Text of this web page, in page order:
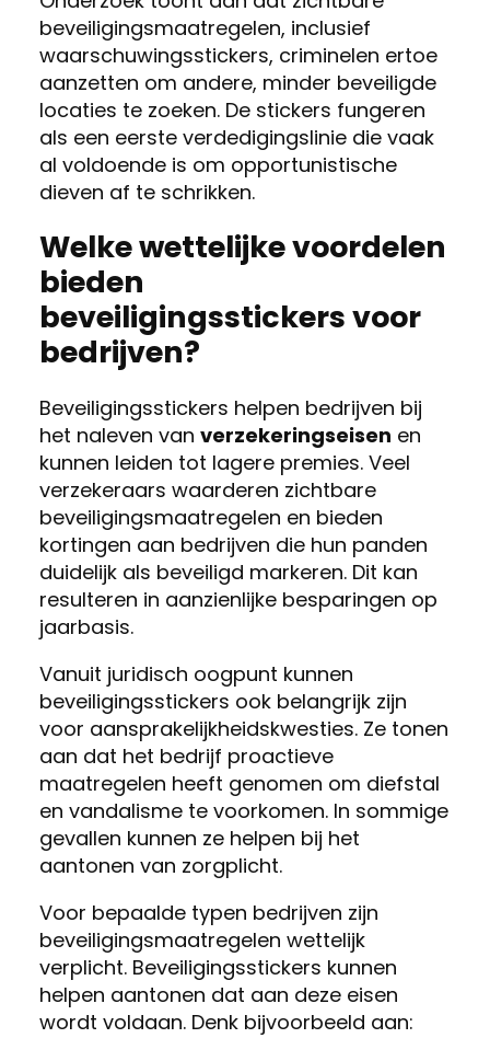
beveiligingsmaatregelen, inclusief
waarschuwingsstickers, criminelen ertoe
aanzetten om andere, minder beveiligde
locaties te zoeken. De stickers fungeren
als een eerste verdedigingslinie die vaak
al voldoende is om opportunistische
dieven af te schrikken.
Welke wettelijke voordelen
bieden
beveiligingsstickers voor
bedrijven?
Beveiligingsstickers helpen bedrijven bij
het naleven van verzekeringseisen en
kunnen leiden tot lagere premies. Veel
verzekeraars waarderen zichtbare
beveiligingsmaatregelen en bieden
kortingen aan bedrijven die hun panden
duidelijk als beveiligd markeren. Dit kan
resulteren in aanzienlijke besparingen op
jaarbasis.
Vanuit juridisch oogpunt kunnen
beveiligingsstickers ook belangrijk zijn
voor aansprakelijkheidskwesties. Ze tonen
aan dat het bedrijf proactieve
maatregelen heeft genomen om diefstal
en vandalisme te voorkomen. In sommige
gevallen kunnen ze helpen bij het
aantonen van zorgplicht.
Voor bepaalde typen bedrijven zijn
beveiligingsmaatregelen wettelijk
verplicht. Beveiligingsstickers kunnen
helpen aantonen dat aan deze eisen
wordt voldaan. Denk bijvoorbeeld aan: